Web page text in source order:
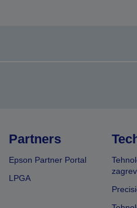
Partners
Epson Partner Portal
LPGA